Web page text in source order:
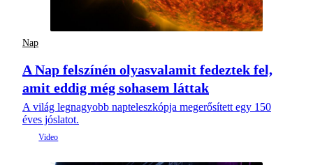
Nap
A Nap felszínén olyasvalamit fedeztek fel,
amit eddig még sohasem láttak
A világ legnagyobb napteleszkópja megerősített egy 150
éves jóslatot.